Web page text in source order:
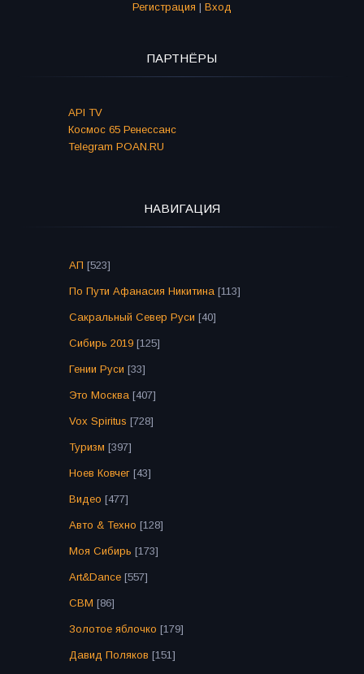
Регистрация | Вход
ПАРТНЁРЫ
API TV
Космос 65 Ренессанс
Telegram POAN.RU
НАВИГАЦИЯ
АП [523]
По Пути Афанасия Никитина [113]
Сакральный Север Руси [40]
Сибирь 2019 [125]
Гении Руси [33]
Это Москва [407]
Vox Spiritus [728]
Туризм [397]
Ноев Ковчег [43]
Видео [477]
Авто & Техно [128]
Моя Сибирь [173]
Art&Dance [557]
СВМ [86]
Золотое яблочко [179]
Давид Поляков [151]